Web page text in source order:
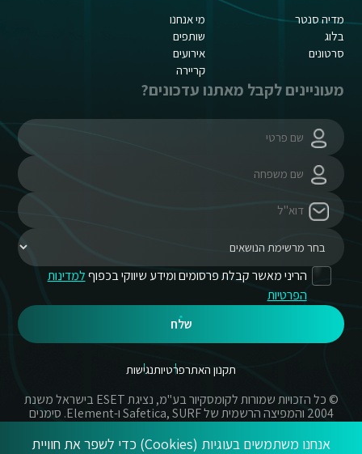
מדיה סנטר
בלוג
סרטונים
מי אנחנו
שותפים
אירועים
קריירה
מעוניינים לקבל מאתנו עדכונים?
הריני מאשר קבלת פרסומים ומידע שיווקי בכפוףלמדינות
הפרטיות
שלח
תקנון האתרפרטיותנגישות
© כל הזכויות שמורות לקומסקיור בע"מ, נציגת ESET בישראל משנת
2004 והמפיצה הרשמית של Safetica, SURF ו-Element. סימנים
מסחריים אשר בשימוש באתר זה הינם סימנים מסחריים או מותגים
רשומים של החברות הרשומות.